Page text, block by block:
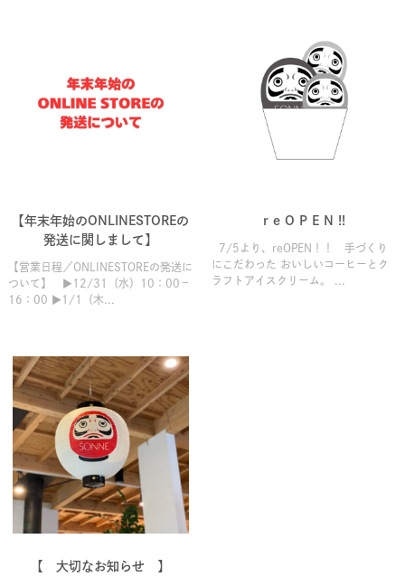
【年末年始のONLINESTOREの
発送に関しまして】
【営業日程／ONLINESTOREの発送に
ついて】 ▶12/31（水）10：00－
16：00 ▶1/1（木...
r e O P E N !!
7/5より、reOPEN！！ 手づくり
にこだわった おいしいコーヒーとク
ラフトアイスクリーム。 ...
【 大切なお知らせ 】